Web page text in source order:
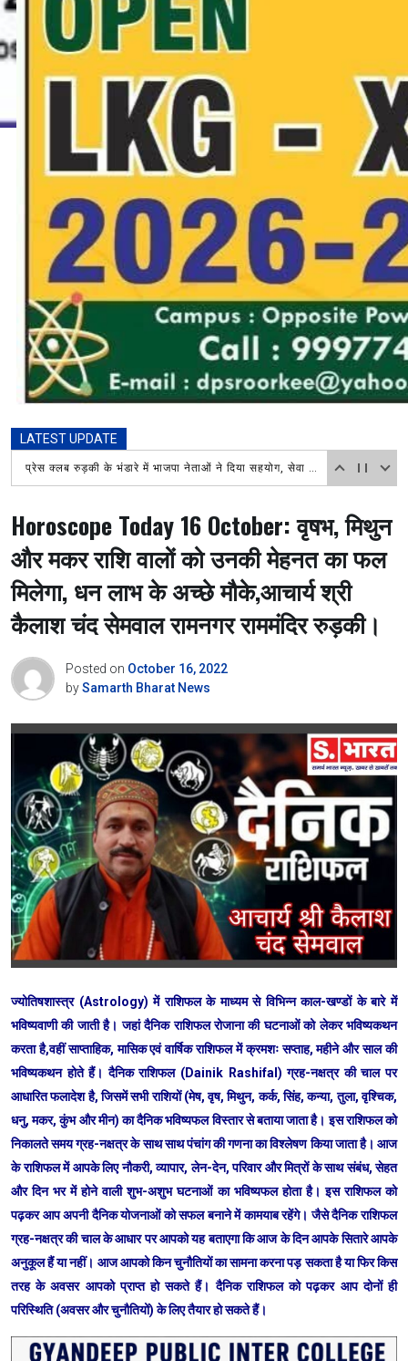
LATEST UPDATE
खोए बच्चे को सकुशल परिजनों से मिलाया, टेक्नोलॉजी बनी सहारा
Horoscope Today 16 October: वृषभ, मिथुन
और मकर राशि वालों को उनकी मेहनत का फल
मिलेगा, धन लाभ के अच्छे मौके,आचार्य श्री
कैलाश चंद सेमवाल रामनगर राममंदिर रुड़की।
Posted on October 16, 2022
bySamarth Bharat News
ज्योतिषशास्त्र (Astrology) में राशिफल के माध्यम से विभिन्न काल-खण्डों के बारे में
भविष्यवाणी की जाती है। जहां दैनिक राशिफल रोजाना की घटनाओं को लेकर भविष्यकथन
करता है,वहीं साप्ताहिक, मासिक एवं वार्षिक राशिफल में क्रमशः सप्ताह, महीने और साल की
भविष्यकथन होते हैं। दैनिक राशिफल (Dainik Rashifal) ग्रह-नक्षत्र की चाल पर
आधारित फलादेश है, जिसमें सभी राशियों (मेष, वृष, मिथुन, कर्क, सिंह, कन्या, तुला, वृश्चिक,
धनु, मकर, कुंभ और मीन) का दैनिक भविष्यफल विस्तार से बताया जाता है। इस राशिफल को
निकालते समय ग्रह-नक्षत्र के साथ साथ पंचांग की गणना का विश्लेषण किया जाता है। आज
के राशिफल में आपके लिए नौकरी, व्यापार, लेन-देन, परिवार और मित्रों के साथ संबंध, सेहत
और दिन भर में होने वाली शुभ-अशुभ घटनाओं का भविष्यफल होता है। इस राशिफल को
पढ़कर आप अपनी दैनिक योजनाओं को सफल बनाने में कामयाब रहेंगे। जैसे दैनिक राशिफल
ग्रह-नक्षत्र की चाल के आधार पर आपको यह बताएगा कि आज के दिन आपके सितारे आपके
अनुकूल हैं या नहीं। आज आपको किन चुनौतियों का सामना करना पड़ सकता है या फिर किस
तरह के अवसर आपको प्राप्त हो सकते हैं। दैनिक राशिफल को पढ़कर आप दोनों ही
परिस्थिति (अवसर और चुनौतियों) के लिए तैयार हो सकते हैं।